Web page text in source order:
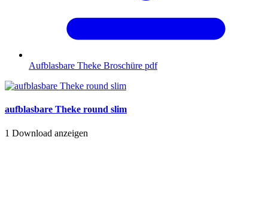
Aufblasbare Theke Broschüre pdf
aufblasbare Theke round slim
1 Download anzeigen